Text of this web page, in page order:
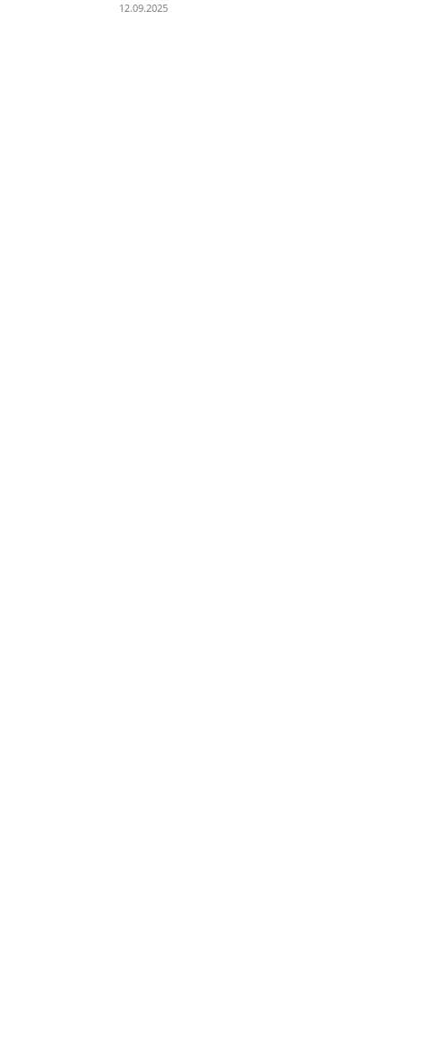
12.09.2025